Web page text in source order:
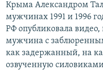
Крыма Александром
мужчинах 1991 и 1996
РФ опубликовала
мужчина с
как задержанный, на
озвученную